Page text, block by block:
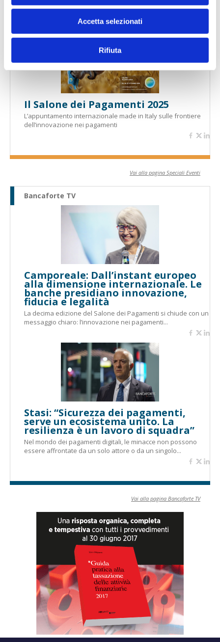
Accetta selezionati
Rifiuta
Il Salone dei Pagamenti 2025
L’appuntamento internazionale made in Italy sulle frontiere
dell’innovazione nei pagamenti
Vai alla pagina Speciali Eventi
Bancaforte TV
Camporeale: Dall’instant europeo
alla dimensione internazionale. Le
banche presidiano innovazione,
fiducia e legalità
La decima edizione del Salone dei Pagamenti si chiude con un
messaggio chiaro: l’innovazione nei pagamenti...
Stasi: “Sicurezza dei pagamenti,
serve un ecosistema unito. La
resilienza è un lavoro di squadra”
Nel mondo dei pagamenti digitali, le minacce non possono
essere affrontate da un solo attore o da un singolo...
Vai alla pagina Bancaforte TV